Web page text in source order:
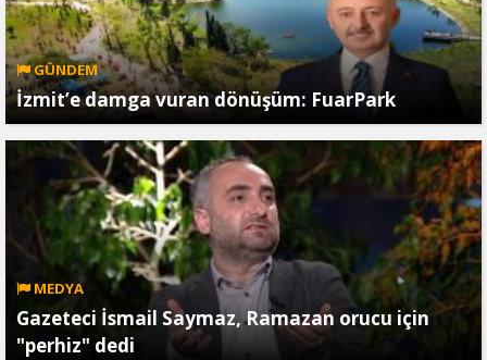
GÜNDEM
İzmit’e damga vuran dönüşüm: FuarPark
MEDYA
Gazeteci İsmail Saymaz, Ramazan orucu için
"perhiz" dedi